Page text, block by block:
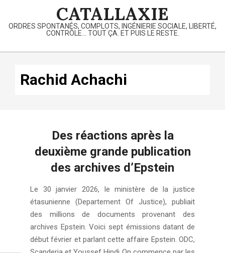
content
CATALLAXIE
ORDRES SPONTANÉS, COMPLOTS, INGÉNIERIE SOCIALE, LIBERTÉ,
CONTRÔLE… TOUT ÇA. ET PUIS LE RESTE.
Primary
Rachid Achachi
Des réactions après la
deuxième grande publication
des archives d’Epstein
02-
03
Le 30 janvier 2026, le ministère de la justice
étasunienne (Departement Of Justice), publiait
des millions de documents provenant des
archives Epstein. Voici sept émissions datant de
début février et parlant cette affaire Epstein. ODC,